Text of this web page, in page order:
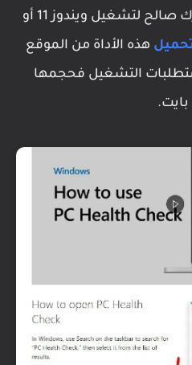
تخبرك هذه الأداة بأن جهازك صالح لتشغيل ويندوز 11 أو
هذه الأداة من الموقع
التشغيل فحجمها